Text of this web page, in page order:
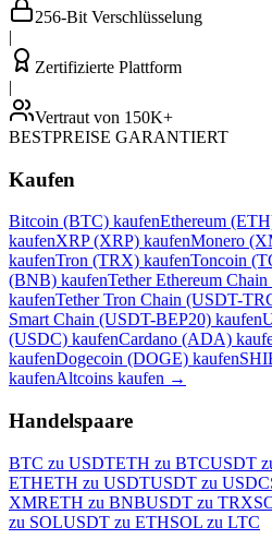
256-Bit Verschlüsselung
|
Zertifizierte Plattform
|
Vertraut von 150K+
BESTPREISE GARANTIERT
Kaufen
Bitcoin (BTC) kaufenEthereum
kaufenXRP (XRP) kaufenMonero
kaufenTron (TRX) kaufenToncoin
(BNB) kaufenTether Ethereum
kaufenTether Tron Chain (USDT-
Smart Chain (USDT-BEP20) kaufen
(USDC) kaufenCardano (ADA)
kaufenDogecoin (DOGE) kaufen
kaufenAltcoins kaufen →
Handelspaare
BTC zu USDTETH zu BTCUSDT
ETHETH zu USDTUSDT zu USDC
XMRETH zu BNBUSDT zu TRX
zu SOLUSDT zu ETHSOL zu LTC